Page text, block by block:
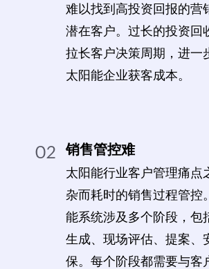
难以找到高投资回报的营
潜在客户。过长的投资回
拉长客户决策周期，进一
太阳能企业获客成本。
02 销售管控难
太阳能行业客户管理痛点
杂而耗时的销售过程管控
能系统涉及多个阶段，包
生成、现场评估、提案、
保。每个阶段都需要与客